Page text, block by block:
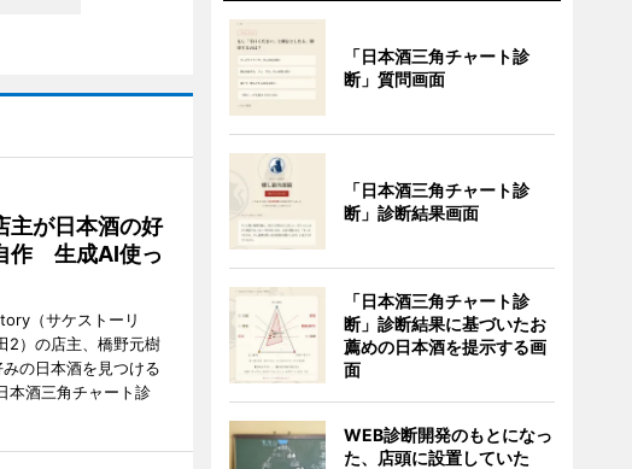
主が日本酒の好
作 生成AI使っ
（サケストーリ
2）の店主、橋野元樹
の日本酒を見つける
本酒三角チャート診
「日本酒三角チャート診
断」質問画面
「日本酒三角チャート診
断」診断結果画面
「日本酒三角チャート診
断」診断結果に基づいたお
薦めの日本酒を提示する画
面
WEB診断開発のもとになっ
た、店頭に設置していた